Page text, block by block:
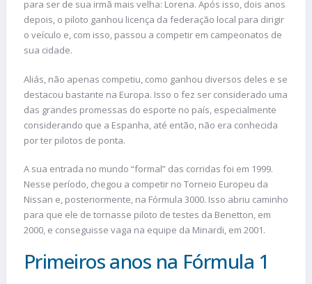
para ser de sua irmã mais velha: Lorena. Após isso, dois anos
depois, o piloto ganhou licença da federação local para dirigir
o veículo e, com isso, passou a competir em campeonatos de
sua cidade.
Aliás, não apenas competiu, como ganhou diversos deles e se
destacou bastante na Europa. Isso o fez ser considerado uma
das grandes promessas do esporte no país, especialmente
considerando que a Espanha, até então, não era conhecida
por ter pilotos de ponta.
A sua entrada no mundo “formal” das corridas foi em 1999.
Nesse período, chegou a competir no Torneio Europeu da
Nissan e, posteriormente, na Fórmula 3000. Isso abriu caminho
para que ele de tornasse piloto de testes da Benetton, em
2000, e conseguisse vaga na equipe da Minardi, em 2001.
Primeiros anos na Fórmula 1